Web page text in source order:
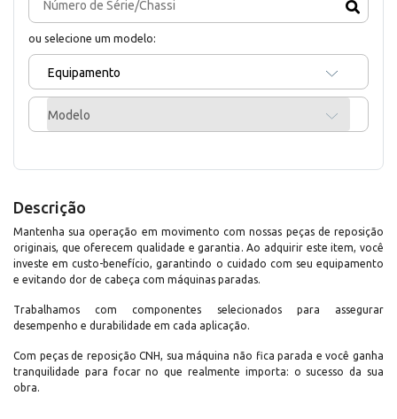
ou selecione um modelo:
Equipamento
Modelo
Descrição
Mantenha sua operação em movimento com nossas peças de reposição
originais, que oferecem qualidade e garantia. Ao adquirir este item, você
investe em custo-benefício, garantindo o cuidado com seu equipamento
e evitando dor de cabeça com máquinas paradas.
Trabalhamos com componentes selecionados para assegurar
desempenho e durabilidade em cada aplicação.
Com peças de reposição CNH, sua máquina não fica parada e você ganha
tranquilidade para focar no que realmente importa: o sucesso da sua
obra.